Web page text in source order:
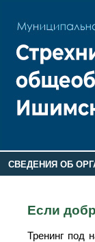
СВЕДЕНИЯ ОБ
Если
Тренинг под